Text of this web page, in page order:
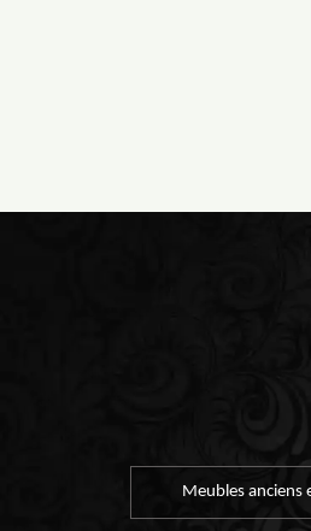
Meubles anciens